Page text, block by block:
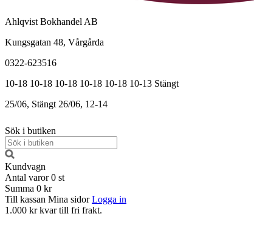
Ahlqvist Bokhandel AB
Kungsgatan 48, Vårgårda
0322-623516
10-18 10-18 10-18 10-18 10-18 10-13 Stängt
25/06, Stängt 26/06, 12-14
Sök i butiken
Kundvagn
Antal varor 0 st
Summa 0 kr
Till kassan Mina sidor Logga in
1.000 kr kvar till fri frakt.